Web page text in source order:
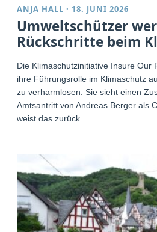
ANJA HALL · 18. JUNI 2026
Umweltschützer
Rückschritte beim
Die Klimaschutzinitiative Insure Our
ihre Führungsrolle im Klimaschutz
zu verharmlosen. Sie sieht einen
Amtsantritt von Andreas Berger als
weist das zurück.